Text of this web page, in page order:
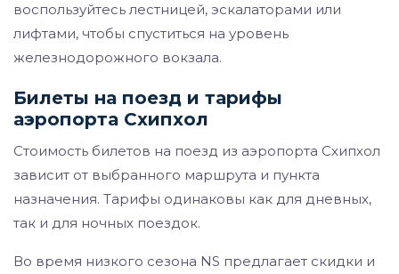
воспользуйтесь лестницей, эскалаторами или
лифтами, чтобы спуститься на уровень
железнодорожного вокзала.
Билеты на поезд и тарифы
аэропорта Схипхол
Стоимость билетов на поезд из аэропорта Схипхол
зависит от выбранного маршрута и пункта
назначения. Тарифы одинаковы как для дневных,
так и для ночных поездок.
Во время низкого сезона NS предлагает скидки и